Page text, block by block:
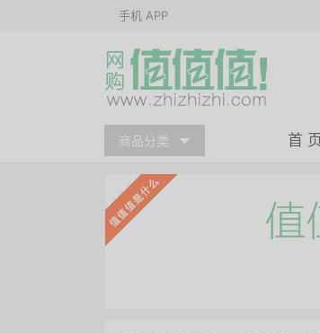
手机 APP
商品分类 首 页